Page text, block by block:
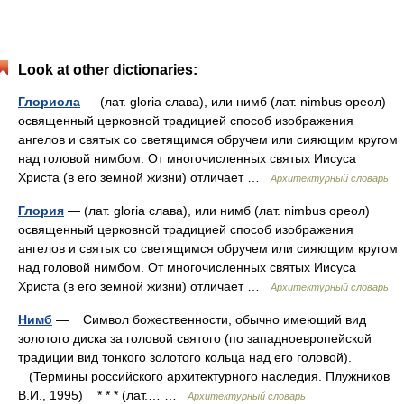
Look at other dictionaries:
Глориола — (лат. gloria слава), или нимб (лат. nimbus ореол)
освященный церковной традицией способ изображения
ангелов и святых со светящимся обручем или сияющим кругом
над головой нимбом. От многочисленных святых Иисуса
Христа (в его земной жизни) отличает …
Архитектурный словарь
Глория — (лат. gloria слава), или нимб (лат. nimbus ореол)
освященный церковной традицией способ изображения
ангелов и святых со светящимся обручем или сияющим кругом
над головой нимбом. От многочисленных святых Иисуса
Христа (в его земной жизни) отличает …
Архитектурный словарь
Нимб — Символ божественности, обычно имеющий вид
золотого диска за головой святого (по западноевропейской
традиции вид тонкого золотого кольца над его головой).
(Термины российского архитектурного наследия. Плужников
В.И., 1995) * * * (лат.… …
Архитектурный словарь